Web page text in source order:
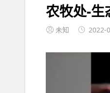
农牧处-生
未知 2022-